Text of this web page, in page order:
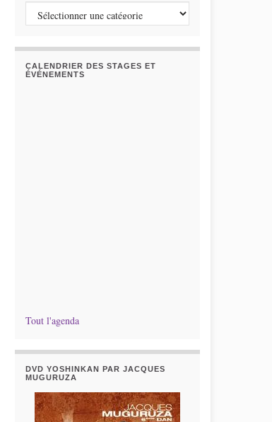
Catégories
CALENDRIER DES STAGES ET
ÉVÉNEMENTS
Tout l'agenda
DVD YOSHINKAN PAR JACQUES
MUGURUZA